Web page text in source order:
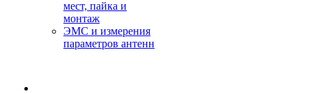
мест, пайка и
монтаж
ЭМС и измерения
параметров антенн